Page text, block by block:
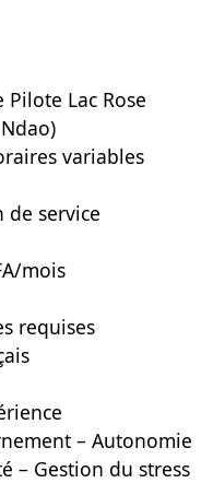
Lac Rose
variables
de service
mois
requises
– Autonomie
– Gestion du stress